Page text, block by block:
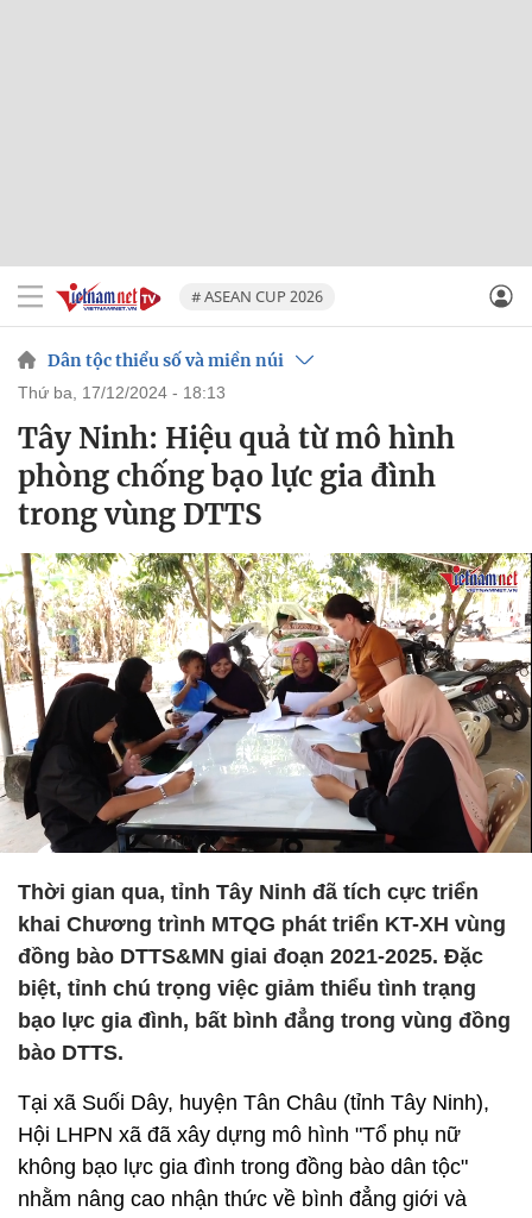
# ASEAN CUP 2026
Dân tộc thiểu số và miền núi
thứ ba, 17/12/2024 - 18:13
Tây Ninh: Hiệu quả từ mô hình
phòng chống bạo lực gia đình
trong vùng DTTS
Thời gian qua, tỉnh Tây Ninh đã tích cực triển
khai Chương trình MTQG phát triển KT-XH vùng
đồng bào DTTS&MN giai đoạn 2021-2025. Đặc
biệt, tỉnh chú trọng việc giảm thiểu tình trạng
bạo lực gia đình, bất bình đẳng trong vùng đồng
bào DTTS.
Tại xã Suối Dây, huyện Tân Châu (tỉnh Tây Ninh),
Hội LHPN xã đã xây dựng mô hình "Tổ phụ nữ
không bạo lực gia đình trong đồng bào dân tộc"
nhằm nâng cao nhận thức về bình đẳng giới và